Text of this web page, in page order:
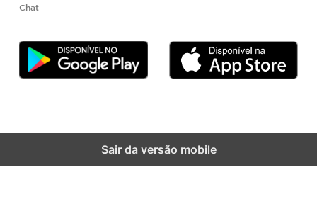
Chat
Sair da versão mobile